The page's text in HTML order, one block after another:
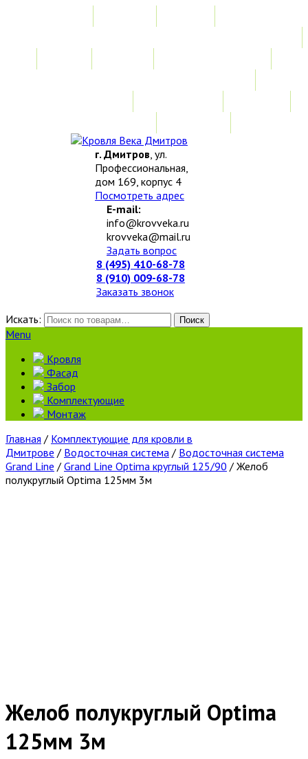
г. Дмитров, ул.
Профессиональная,
дом 169, корпус 4
Посмотреть адрес
E-mail:
info@krovveka.ru
krovveka@mail.ru
Задать вопрос
8 (495) 410-68-78
8 (910) 009-68-78
Заказать звонок
Искать:
Поиск
Menu
Кровля
Фасад
Забор
Комплектующие
Монтаж
Главная / Комплектующие для кровли в
Дмитрове / Водосточная система / Водосточная система
Grand Line / Grand Line Optima круглый 125/90 / Желоб
полукруглый Optima 125мм 3м
Желоб полукруглый Optima
125мм 3м